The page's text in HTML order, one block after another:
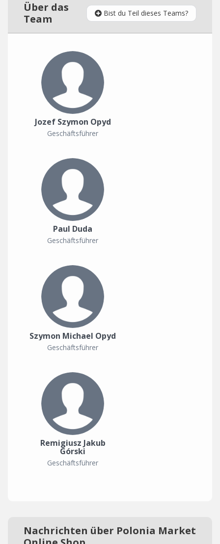
Über das
Team
Bist du Teil dieses Teams?
Jozef Szymon Opyd
Geschäftsführer
Paul Duda
Geschäftsführer
Szymon Michael Opyd
Geschäftsführer
Remigiusz Jakub
Górski
Geschäftsführer
Nachrichten über Polonia Market